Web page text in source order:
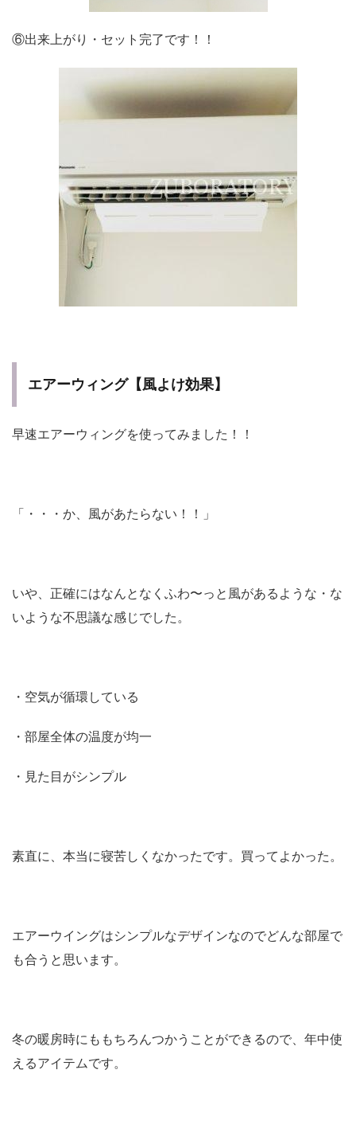
⑥出来上がり・セット完了です！！
エアーウィング【風よけ効果】
早速エアーウィングを使ってみました！！
「・・・か、風があたらない！！」
いや、正確にはなんとなくふわ〜っと風があるような・な
いような不思議な感じでした。
・空気が循環している
・部屋全体の温度が均一
・見た目がシンプル
素直に、本当に寝苦しくなかったです。買ってよかった。
エアーウイングはシンプルなデザインなのでどんな部屋で
も合うと思います。
冬の暖房時にももちろんつかうことができるので、年中使
えるアイテムです。